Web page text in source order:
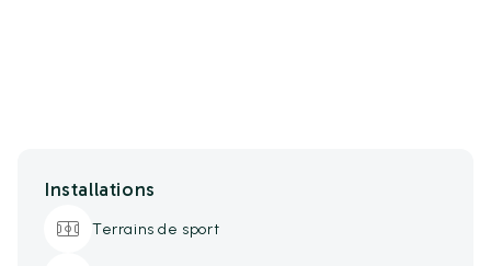
Installations
Terrains de sport